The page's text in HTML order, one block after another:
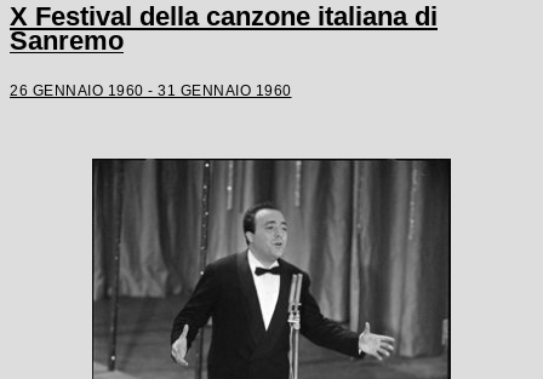
X Festival della canzone italiana di
Sanremo
26 GENNAIO 1960 - 31 GENNAIO 1960